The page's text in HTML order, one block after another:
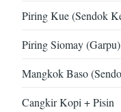
Piring Kue (Sendok
Piring Siomay (Garpu)
Mangkok Baso
Cangkir Kopi + Pisin